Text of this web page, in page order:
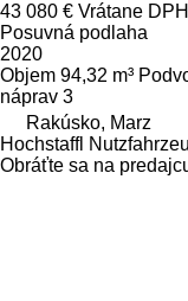
43 080 € Vrátane DPH
Posuvná podlaha
2020
Objem 94,32 m³
náprav 3
Rakúsko, Marz
Hochstaffl
Obráťte sa na